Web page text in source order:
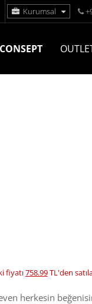
Kurumsal
fiyatı758.99TL'den
herkesin